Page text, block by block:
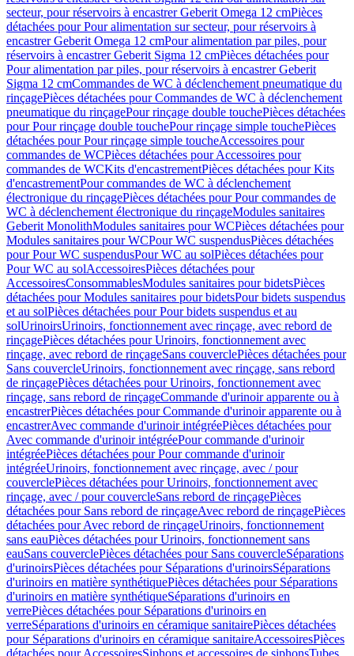
secteur, pour réservoirs à encastrer Geberit Omega 12 cmPièces
détachées pour Pour alimentation sur secteur, pour réservoirs à
encastrer Geberit Omega 12 cmPour alimentation par piles, pour
réservoirs à encastrer Geberit Sigma 12 cmPièces détachées pour
Pour alimentation par piles, pour réservoirs à encastrer Geberit
Sigma 12 cmCommandes de WC à déclenchement pneumatique du
rinçagePièces détachées pour Commandes de WC à déclenchement
pneumatique du rinçagePour rinçage double touchePièces détachées
pour Pour rinçage double touchePour rinçage simple touchePièces
détachées pour Pour rinçage simple toucheAccessoires pour
commandes de WCPièces détachées pour Accessoires pour
commandes de WCKits d'encastrementPièces détachées pour Kits
d'encastrementPour commandes de WC à déclenchement
électronique du rinçagePièces détachées pour Pour commandes de
WC à déclenchement électronique du rinçageModules sanitaires
Geberit MonolithModules sanitaires pour WCPièces détachées pour
Modules sanitaires pour WCPour WC suspendusPièces détachées
pour Pour WC suspendusPour WC au solPièces détachées pour
Pour WC au solAccessoiresPièces détachées pour
AccessoiresConsommablesModules sanitaires pour bidetsPièces
détachées pour Modules sanitaires pour bidetsPour bidets suspendus
et au solPièces détachées pour Pour bidets suspendus et au
solUrinoirsUrinoirs, fonctionnement avec rinçage, avec rebord de
rinçagePièces détachées pour Urinoirs, fonctionnement avec
rinçage, avec rebord de rinçageSans couverclePièces détachées pour
Sans couvercleUrinoirs, fonctionnement avec rinçage, sans rebord
de rinçagePièces détachées pour Urinoirs, fonctionnement avec
rinçage, sans rebord de rinçageCommande d'urinoir apparente ou à
encastrerPièces détachées pour Commande d'urinoir apparente ou à
encastrerAvec commande d'urinoir intégréePièces détachées pour
Avec commande d'urinoir intégréePour commande d'urinoir
intégréePièces détachées pour Pour commande d'urinoir
intégréeUrinoirs, fonctionnement avec rinçage, avec / pour
couverclePièces détachées pour Urinoirs, fonctionnement avec
rinçage, avec / pour couvercleSans rebord de rinçagePièces
détachées pour Sans rebord de rinçageAvec rebord de rinçagePièces
détachées pour Avec rebord de rinçageUrinoirs, fonctionnement
sans eauPièces détachées pour Urinoirs, fonctionnement sans
eauSans couverclePièces détachées pour Sans couvercleSéparations
d'urinoirsPièces détachées pour Séparations d'urinoirsSéparations
d'urinoirs en matière synthétiquePièces détachées pour Séparations
d'urinoirs en matière synthétiqueSéparations d'urinoirs en
verrePièces détachées pour Séparations d'urinoirs en
verreSéparations d'urinoirs en céramique sanitairePièces détachées
pour Séparations d'urinoirs en céramique sanitaireAccessoiresPièces
détachées pour AccessoiresSiphons et accessoires de siphonsTubes